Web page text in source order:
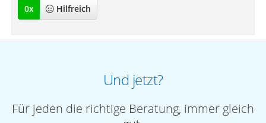
0x Hilfreich
Und jetzt?
Für jeden die richtige Beratung, immer gleich